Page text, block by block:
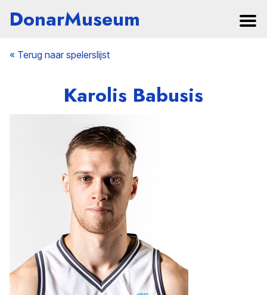
DonarMuseum
« Terug naar spelerslijst
Karolis Babusis